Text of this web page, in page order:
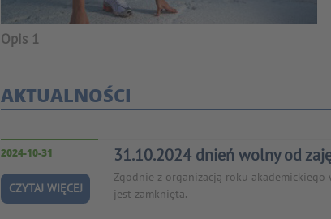
Opis 1
AKTUALNOŚCI
2024-10-31 31.10.2024 dnień wolny od
Zgodnie z organizacją roku
jest zamknięta.
CZYTAJ WIĘCEJ